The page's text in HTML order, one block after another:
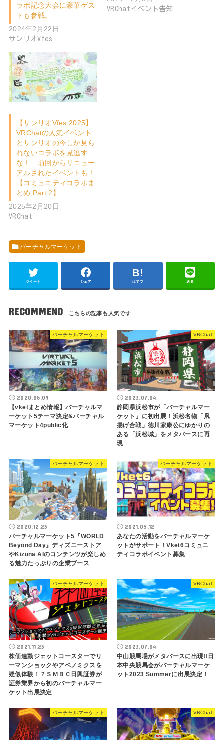
ラボ記念大会に豪華ゲス
トも参戦。
2024年2月22日
サンリオVfes
VRChatイベント告知
【サンリオVfes 2025】
VRChatの人気イベント
とサンリオの今しか見ら
れないコラボを見逃す
な！ 前回からリニュー
アルされたイベントも！
【コミュニティコラボま
とめ Part.2】
2025年2月20日
VRChat
バーチャルマーケット
ツイート シェア はてブ 送る
RECOMMEND
バーチャルマーケット
2020.06.09
【vketまとめ情報】バーチャルマ
ーケット5テーマ決定&バーチャル
マーケット4public化
VRChat
2023.07.04
静岡県浜松市が「バーチャルマー
ケット」に初出展！浜松名物「凧
揚げ合戦」徳川家康公にゆかりの
ある「浜松城」をメタバースに再
現
バーチャルマーケット
2020.12.23
バーチャルマーケット5『WORLD
Beyond Day』ディズニーストア
やKizuna AIのコンテンツが楽しめ
る魅力たっぷりの企業ブース
バーチャルマーケット
2021.05.12
あなたの活動をバーチャルマーケ
ットがサポート！Vket6コミュニ
ティコラボイベント募集
バーチャルマーケット
2021.11.23
株価連動ジェットコースターでリ
ーマンショックやアベノミクスを
疑似体験！？ＳＭＢＣ日興証券が
証券業界から初のバーチャルマー
ケット出展決定
VRChat
2023.07.04
中山競馬場がメタバースに出現!!日
本中央競馬会がバーチャルマーケ
ット2023 Summerに出展決定！
バーチャルマーケット VRChat